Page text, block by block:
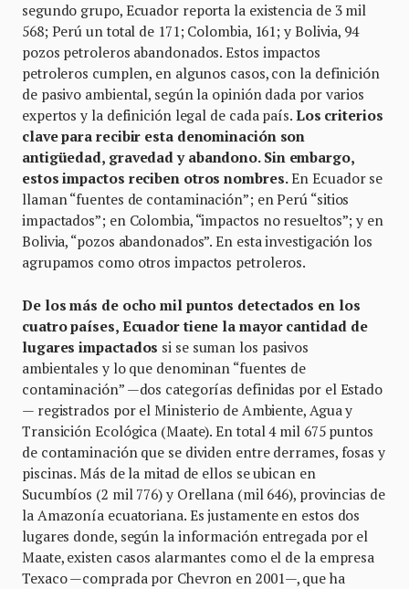
segundo grupo, Ecuador reporta la existencia de 3 mil
568; Perú un total de 171; Colombia, 161; y Bolivia, 94
pozos petroleros abandonados. Estos impactos
petroleros cumplen, en algunos casos, con la definición
de pasivo ambiental, según la opinión dada por varios
expertos y la definición legal de cada país. Los criterios
clave para recibir esta denominación son
antigüedad, gravedad y abandono. Sin embargo,
estos impactos reciben otros nombres.En Ecuador se
llaman “fuentes de contaminación”; en Perú “sitios
impactados”; en Colombia, “impactos no resueltos”; y en
Bolivia, “pozos abandonados”. En esta investigación los
agrupamos como otros impactos petroleros.
De los más de ocho mil puntos detectados en los
cuatro países, Ecuador tiene la mayor cantidad de
lugares impactados si se suman los pasivos
ambientales y lo que denominan “fuentes de
contaminación” —dos categorías definidas por el Estado
— registrados por el Ministerio de Ambiente, Agua y
Transición Ecológica (Maate). En total 4 mil 675 puntos
de contaminación que se dividen entre derrames, fosas y
piscinas. Más de la mitad de ellos se ubican en
Sucumbíos (2 mil 776) y Orellana (mil 646), provincias de
la Amazonía ecuatoriana. Es justamente en estos dos
lugares donde, según la información entregada por el
Maate, existen casos alarmantes como el de la empresa
Texaco —comprada por Chevron en 2001—, que ha